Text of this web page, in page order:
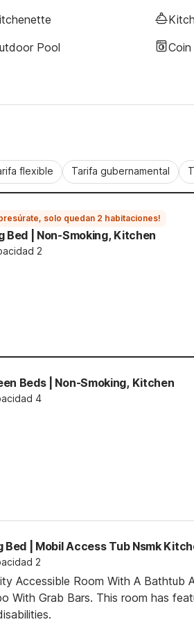
Pool
flexible Tarifa gubernamental
solo quedan 2 habitaciones!
Bed | Non-Smoking, Kitchen
2
Beds | Non-Smoking, Kitchen
4
Bed | Mobil Access Tub Nsmk
2
Accessible Room With A Bathtub
With Grab Bars. This room has